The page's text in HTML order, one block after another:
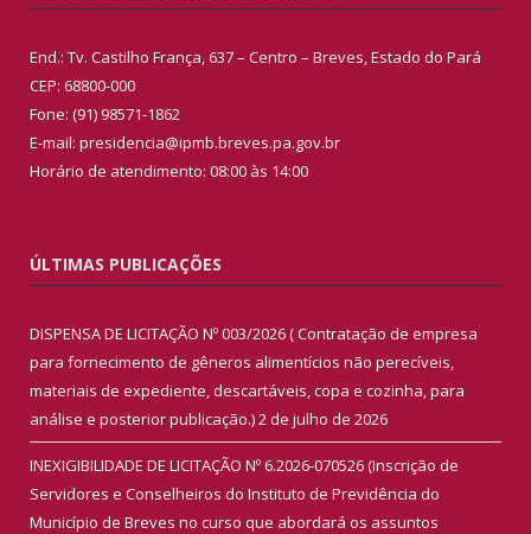
End.: Tv. Castilho França, 637 – Centro – Breves, Estado do Pará
CEP: 68800-000
Fone: (91) 98571-1862
E-mail: presidencia@ipmb.breves.pa.gov.br
Horário de atendimento: 08:00 às 14:00
ÚLTIMAS PUBLICAÇÕES
DISPENSA DE LICITAÇÃO Nº 003/2026 ( Contratação de empresa
para fornecimento de gêneros alimentícios não perecíveis,
materiais de expediente, descartáveis, copa e cozinha, para
análise e posterior publicação.)2 de julho de 2026
INEXIGIBILIDADE DE LICITAÇÃO Nº 6.2026-070526 (Inscrição de
Servidores e Conselheiros do Instituto de Previdência do
Município de Breves no curso que abordará os assuntos